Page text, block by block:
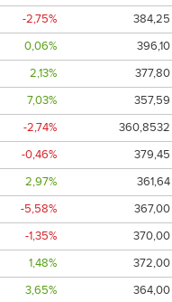
-2,75%
384,25
0,06%
396,10
2,13%
377,80
7,03%
357,59
-2,74%
360,8532
-0,46%
379,45
2,97%
361,64
-5,58%
367,00
-1,35%
370,00
1,48%
372,00
3,65%
364,00